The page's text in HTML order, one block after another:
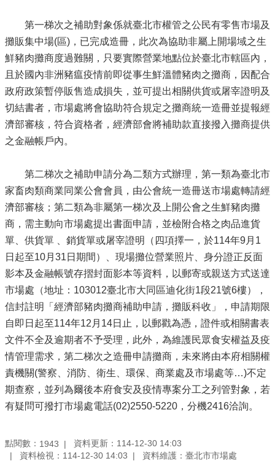
第一梯次之補助對象係就臺北市權管之公民有零售市場及
攤販集中場(區)，已完成造冊，此次為協助非屬上開場域之生
鮮豬肉攤商度過難關，只要實際營業地點位於臺北市轄區內，
且於國內非洲豬瘟疫情前即從事生鮮溫體豬肉之攤商，因配合
政府政策暫停販售造成損失，並可提出相關供貨或屠宰證明及
切結書者，市場處將會協助符合規定之攤商統一造冊並提報經
濟部審核，符合資格者，經濟部會將補助款直接撥入攤商提供
之金融帳戶內。
第二梯次之補助申請分為二類方式辦理，第一類為臺北市
家畜肉類商業同業公會會員，由公會統一造冊送市場處轉請經
濟部審核；第二類為非屬第一梯次及上開公會之生鮮豬肉攤
商，需主動向市場處提出書面申請，並檢附合格之肉品進貨
單、供貨單 、銷貨單或屠宰證明（四項擇一，於114年9月1
日起至10月31日期間）、現場攤位營業照片、身分證正反面
影本及金融帳號存摺封面影本等資料，以郵寄或親送方式送達
市場處（地址：103012臺北市大同區迪化街1段21號6樓），
信封註明「經濟部豬肉攤商補助申請，攤販科收」，申請期限
自即日起至114年12月14日止，以郵戳為憑，證件或相關書表
文件不全及逾期者不予受理，此外，為維護民眾食安權益及疫
情管理需求，第二梯次之造冊申請攤商，未來將由本府相關權
責機關(警察、消防、衛生、環保、商業處及市場處等…)不定
期查察，並列為爾後本府食安及疫情專案分工之列管對象，若
有疑問可撥打市場處電話(02)2550-5220，分機2416洽詢。
點閱數： 1943
資料更新：114-12-30 14:03
資料檢視：114-12-30 14:03
資料維護：臺北市市場處